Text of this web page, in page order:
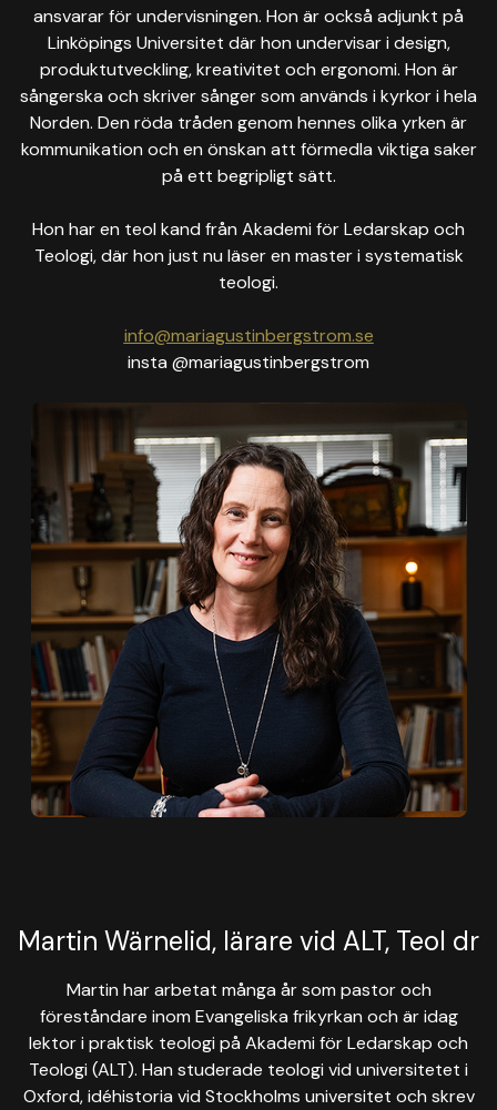
ansvarar för undervisningen. Hon är också adjunkt på
Linköpings Universitet där hon undervisar i design,
produktutveckling, kreativitet och ergonomi. Hon är
sångerska och skriver sånger som används i kyrkor i hela
Norden. Den röda tråden genom hennes olika yrken är
kommunikation och en önskan att förmedla viktiga saker
på ett begripligt sätt.
Hon har en teol kand från Akademi för Ledarskap och
Teologi, där hon just nu läser en master i systematisk
teologi.
info@mariagustinbergstrom.se
insta @mariagustinbergstrom
Martin Wärnelid, lärare vid ALT, Teol dr
Martin har arbetat många år som pastor och
föreståndare inom Evangeliska frikyrkan och är idag
lektor i praktisk teologi på Akademi för Ledarskap och
Teologi (ALT). Han studerade teologi vid universitetet i
Oxford, idéhistoria vid Stockholms universitet och skrev